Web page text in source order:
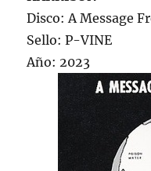
Disco: A Message
Sello: P-VINE
Año: 2023